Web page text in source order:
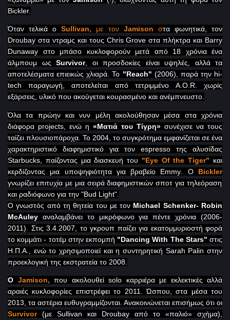
Bickler.
Όταν τελικά οSullivan, με τον Jamison στα φωνητικά, τον
Droubay στα ντραμς και τους Chris Grove στα πλήκτρα και Barry
Dunaway
στο μπάσο κυκλοφορούν μετά από 18 χρόνια ένα
άλμπουμ ως Survivor, οι προσδοκίες είναι υψηλές, αλλά τα
αποτελέσματα επιεικώς χλιαρά. Το "Reach" (2006), παρά την hi-
tech
παραγωγή, αποτελείται από τετριμμένο A.O.R. χωρίς
εξάρσεις, υλικό που ακούγεται κουρασμένο και ανέμπνευστο.
Όλα τα πρώην και νυν μέλη ακολούθησαν μέσα στα χρόνια
διάφορα projects , ενώ η «Ματιά του Τίγρη» συνέχισε να τους
ταίζει πλουσιοπάροχα. Το 2004, το συγκρότημα εμφανίζεται σε ένα
χαρακτηριστικό διαφημιστικό για τον espresso
της αλυσίδας
Starbucks , παίζοντας μια διασκευή του "Eye Of the Tiger" και
κερδίζοντας μια υποψηφιότητα για βραβείο Emmy O
Bickler
γνωρίζει επιτυχία με μια σειρά διαφημιστικών σποτ για τηλεόραση
και ραδιόφωνο για την "Bud Light".
Ο γνωστός από τη θητεία του με τον Michael Schenker- Robin
McAuley αναλαμβάνει το μικρόφωνο για πέντε χρόνια (2006-
2011). Στις 3.4.2007, το γκρουπ παίζει για εκατομμυριοστή φορά
το κομμάτι - τοτέμ στην εκπομπή "Dancing With The Stars" στις
Η.Π.Α., ενώ το χρησιμοποιεί και η συντηρητική Sarah Palin στην
προεκλογική της εκστρατεία το 2008.
Ο Jamison, που ακολουθεί solo
καρριέρα με εκλεκτικές αλλά
αραιές κυκλοφορίες επιστρέφει το 2011. Ώσπου, στα μέσα του
2013, τα αστέρια ευθυγραμμίζονται. Ανακοινώνεται επισήμως ότι οι
Survivor
(με Sullivan και Droubay από το «παλιό» σχήμα),